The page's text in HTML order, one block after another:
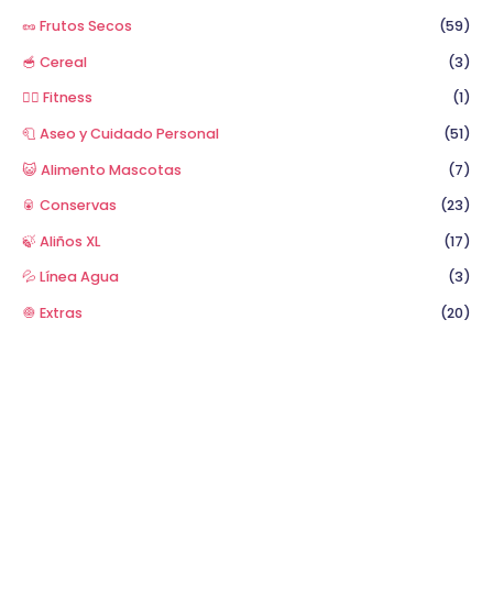
🥜 Frutos Secos
(59)
🥣 Cereal
(3)
🏋️‍♂️ Fitness
(1)
🧻 Aseo y Cuidado Personal
(51)
😺 Alimento Mascotas
(7)
🥫 Conservas
(23)
🍃 Aliños XL
(17)
💦 Línea Agua
(3)
🧅 Extras
(20)